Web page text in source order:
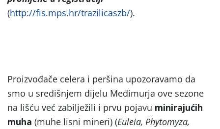
(http://fis.mps.hr/trazilicaszb/).
Proizvođače celera i peršina upozoravamo da
smo u središnjem dijelu Međimurja ove sezone
na lišću već zabilježili i prvu pojavu minirajućih
muha (muhe lisni mineri) (Euleia, Phytomyza,